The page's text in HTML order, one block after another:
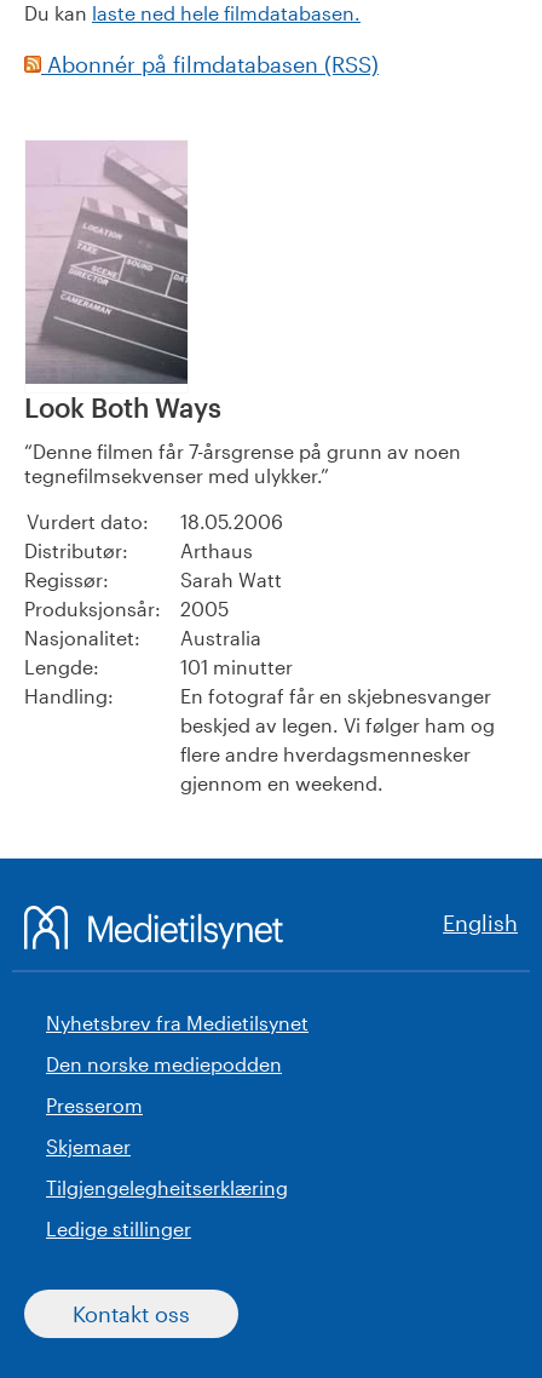
Du kan laste ned hele filmdatabasen.
Abonnér på filmdatabasen (RSS)
Look Both Ways
Denne filmen får 7-årsgrense på grunn av noen
tegnefilmsekvenser med ulykker.
Vurdert dato:
18.05.2006
Distributør:
Arthaus
Regissør:
Sarah Watt
Produksjonsår:
2005
Nasjonalitet:
Australia
Lengde:
101 minutter
Handling:
En fotograf får en skjebnesvanger
beskjed av legen. Vi følger ham og
flere andre hverdagsmennesker
gjennom en weekend.
English
Nyhetsbrev fra Medietilsynet
Den norske mediepodden
Presserom
Skjemaer
Tilgjengelegheitserklæring
Ledige stillinger
Kontakt oss